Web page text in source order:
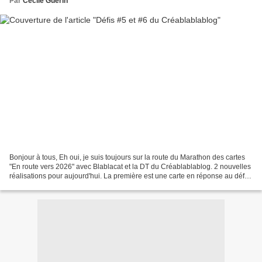
Bonjour à tous, Eh oui, je suis toujours sur la route du Marathon des cartes
"En route vers 2026" avec Blablacat et la DT du Créablablablog. 2 nouvelles
réalisations pour aujourd'hui. La première est une carte en réponse au défi